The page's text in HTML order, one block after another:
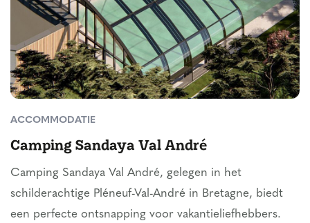
ACCOMMODATIE
Camping Sandaya Val André
Camping Sandaya Val André, gelegen in het
schilderachtige Pléneuf-Val-André in Bretagne, biedt
een perfecte ontsnapping voor vakantieliefhebbers.